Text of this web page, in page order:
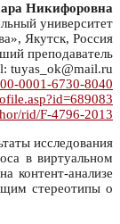
Никифоровна
университет
Якутск, Россия
преподаватель
tuyas_ok@mail.ru
0001-6730-8040
rid/F-4796-2013
исследования
в виртуальном
контент-анализе
стереотипы о